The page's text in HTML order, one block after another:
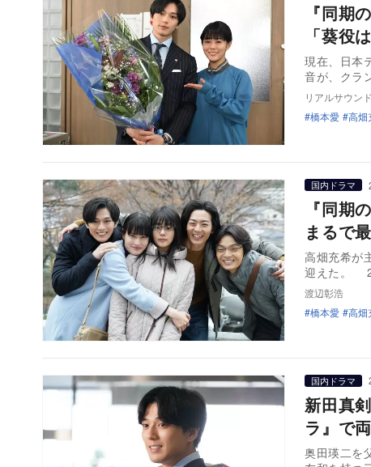
『同期
「葵役
現在、日本
音が、ク
リアルサウン
橋本愛
高畑
国内ドラマ
『同期
まるで
高畑充希が
迎えた。
渡辺彰浩
橋本愛
高畑
国内ドラマ
新田真
ラ』で
奥田瑛二を